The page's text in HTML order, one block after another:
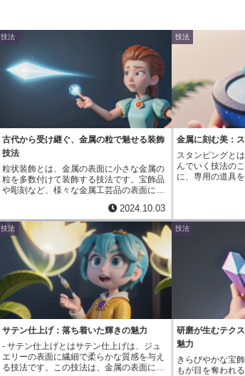
技法
古代から受け継ぐ、金属の粒で魅せる装飾
技法
粒状装飾とは、金属の表面に小さな金属の
粒を多数付けて装飾する技法です。宝飾品
や彫刻など、様々な金属工芸品の表面に、
で点描画のように一つ一つ丁寧に配置して
いくことで、独特の凹凸と輝きを生み出し
ます。この技法は、紀元前３０００年頃の
古代シュメールで既に見られ、その歴史は
５０００年近くにものぼると言われていま
す。その後、古代エジプトやギリシャ、ロ
ーマ、そしてフェニキアなど、世界各地の
文化圏へと広がりを見せました。それぞれ
の時代や地域によって、用いる金属や粒の
大きさ、模様、技術は異なり、多種多様な
様式が発展してきました。例えば、古代エ
トルリアでは、金色の粒をびっしりと敷き
一方、古代ギリシャでは、繊細な銀の粒を
用いて、植物や動物を写実的に表現した装
飾品が人気を博しました。このように、粒
2024.10.03
技法
金属に刻む美：
スタンピングと
んでいく技法の
に、専用の道具
ており、これを
ンピングは、古
てきた、伝統的
なメッセージを
では、機械を使
可能ですが、手
は、機械にはな
徴です。ハンマ
によって、一つ
りません。微妙
わい深い個性的
年、その魅力が
れています。
技法
サテン仕上げ：落ち着いた輝きの魅力
- サテン仕上げとはサテン仕上げは、ジュ
エリーの表面に繊細で柔らかな質感を与え
る技法です。この技法は、金属の表面に微
技法
研磨が生むテク
魅力
きらびやかな宝
もが目を奪われ